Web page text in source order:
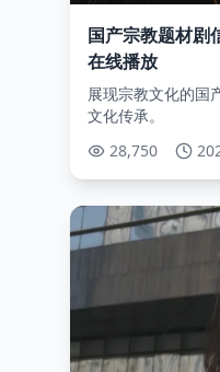
国产宗教题材剧
在线播放
展现宗教文化的国
文化传承。
28,750